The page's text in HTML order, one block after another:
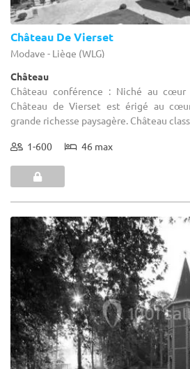
Château De Vierset
Modave - Liège (WLG)
Château
Château conférence : Niché au
Château de Vierset est érigé au
grande richesse paysagère. Château
1-600 46 max